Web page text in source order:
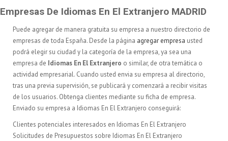
Empresas De Idiomas En El Extranjero MADRID
Puede agregar de manera gratuita su empresa a nuestro directorio de
empresas de toda España. Desde la página agregar empresa usted
podrá elegir su ciudad y la categoría de la empresa, ya sea una
empresa de Idiomas En El Extranjero o similar, de otra temática o
actividad empresarial. Cuando usted envia su empresa al directorio,
tras una previa supervisión, se publicará y comenzará a recibir visitas
de los usuarios. Obtenga clientes mediante su ficha de empresa.
Enviado su empresa a Idiomas En El Extranjero conseguirá:
Clientes potenciales interesados en Idiomas En El Extranjero
Solicitudes de Presupuestos sobre Idiomas En El Extranjero